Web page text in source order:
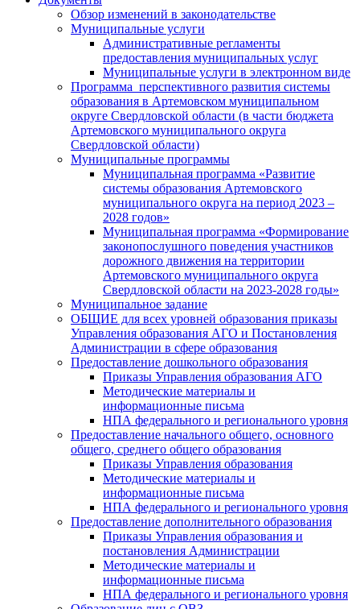
Обзор изменений в законодательстве
Муниципальные услуги
Административные регламенты
предоставления муниципальных услуг
Муниципальные услуги в электронном виде
Программа перспективного развития системы
образования в Артемовском муниципальном
округе Свердловской области (в части бюджета
Артемовского муниципального округа
Свердловской области)
Муниципальные программы
Муниципальная программа «Развитие
системы образования Артемовского
муниципального округа на период 2023 –
2028 годов»
Муниципальная программа «Формирование
законопослушного поведения участников
дорожного движения на территории
Артемовского муниципального округа
Свердловской области на 2023-2028 годы»
Муниципальное задание
ОБЩИЕ для всех уровней образования приказы
Управления образования АГО и Постановления
Администрации в сфере образования
Предоставление дошкольного образования
Приказы Управления образования АГО
Методические материалы и
информационные письма
НПА федерального и регионального уровня
Предоставление начального общего, основного
общего, среднего общего образования
Приказы Управления образования
Методические материалы и
информационные письма
НПА федерального и регионального уровня
Предоставление дополнительного образования
Приказы Управления образования и
постановления Администрации
Методические материалы и
информационные письма
НПА федерального и регионального уровня